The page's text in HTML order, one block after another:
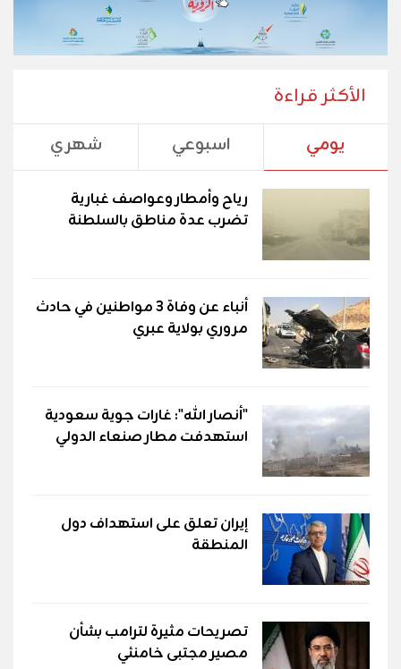
الأكثر قراءة
يومي اسبوعي شهري
رياح وأمطار وعواصف غبارية
تضرب عدة مناطق بالسلطنة
أنباء عن وفاة 3 مواطنين في حادث
مروري بولاية عبري
"أنصار الله": غارات جوية سعودية
استهدفت مطار صنعاء الدولي
إيران تعلق على استهداف دول
المنطقة
تصريحات مثيرة لترامب بشأن
مصير مجتبى خامنئي